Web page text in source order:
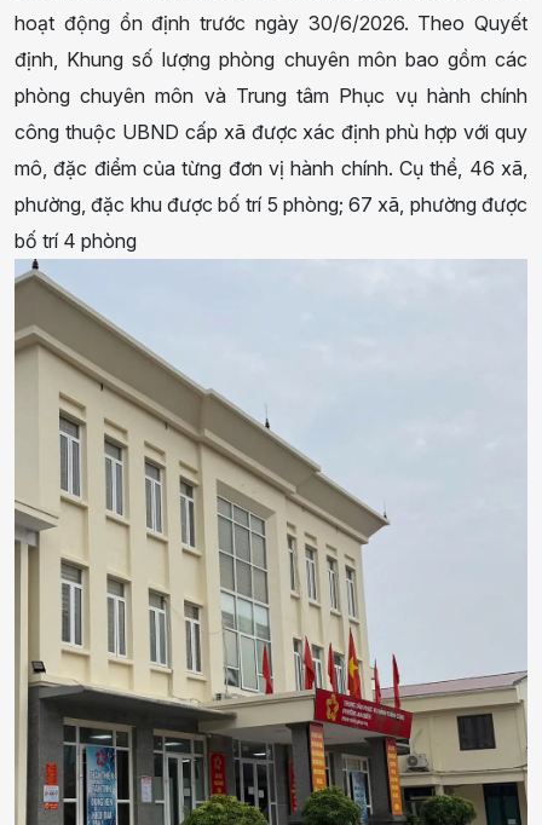
hoạt động ổn định trước ngày 30/6/2026. Theo Quyết
định, Khung số lượng phòng chuyên môn bao gồm các
phòng chuyên môn và Trung tâm Phục vụ hành chính
công thuộc UBND cấp xã được xác định phù hợp với quy
mô, đặc điểm của từng đơn vị hành chính. Cụ thể, 46 xã,
phường, đặc khu được bố trí 5 phòng; 67 xã, phường được
bố trí 4 phòng